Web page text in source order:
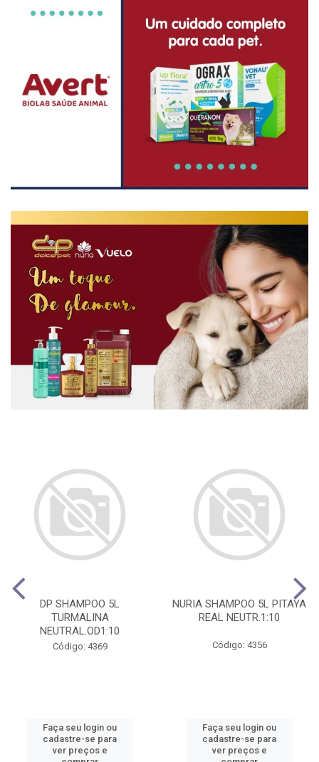
DP SHAMPOO 5L
TURMALINA
NEUTRAL.OD1:10
Código: 4369
Faça seu login ou
cadastre-se para
ver preços e
NURIA SHAMPOO 5L PITAYA
REAL NEUTR.1:10
Código: 4356
Faça seu login ou
cadastre-se para
ver preços e